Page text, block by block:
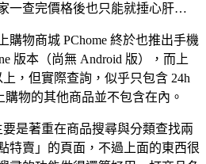
一查完價格後也只能就捶心肝…
購物商城 PChome 終於也推出手機
版本（尚無 Android 版），而上
，但實際查詢，似乎只包含 24h
購物的其他商品並不包含在內。
是著重在商品搜尋與分類查找兩
特賣」的頁面，不過上面的東西很